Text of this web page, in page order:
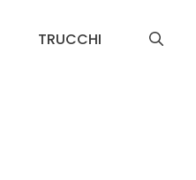
TRUCCHI